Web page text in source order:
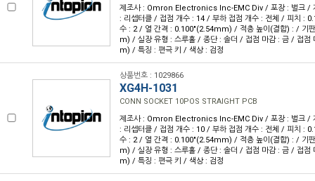
제조사 : Omron Electronics Inc-EMC Div / 포장 : 벌크 /
: 리셉터클 / 접점 개수 : 14 / 부하 접점 개수 : 전체 / 피치 :
수 : 2 / 열 간격 : 0.100"(2.54mm) / 적층 높이(결합) : / 기
m) / 실장 유형 : 스루홀 / 종단 : 솔더 / 접점 마감 : 금 / 접
m) / 특징 : 편극 키 / 색상 : 검정
상품번호 : 1029866
XG4H-1031
CONN SOCKET 10POS STRAIGHT PCB
제조사 : Omron Electronics Inc-EMC Div / 포장 : 벌크 /
: 리셉터클 / 접점 개수 : 10 / 부하 접점 개수 : 전체 / 피치 :
수 : 2 / 열 간격 : 0.100"(2.54mm) / 적층 높이(결합) : / 기
m) / 실장 유형 : 스루홀 / 종단 : 솔더 / 접점 마감 : 금 / 접
m) / 특징 : 편극 키 / 색상 : 검정